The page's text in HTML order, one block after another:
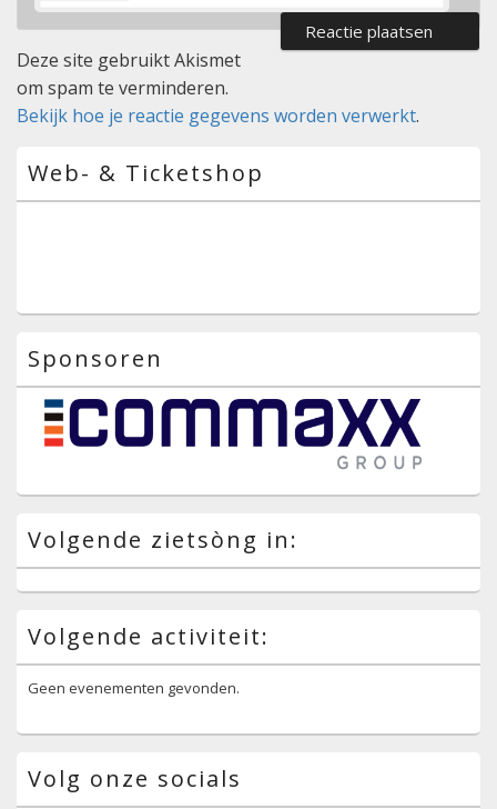
Deze site gebruikt Akismet
om spam te verminderen.
Bekijk hoe je reactie gegevens worden verwerkt.
zijbalk
widget
Web- & Ticketshop
Sponsoren
Volgende zietsòng in:
Volgende activiteit:
Geen evenementen gevonden.
Volg onze socials